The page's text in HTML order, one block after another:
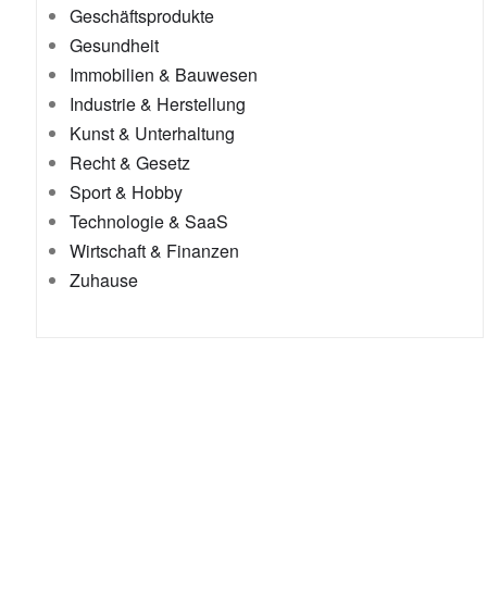
Geschäftsprodukte
Gesundheit
Immobilien & Bauwesen
Industrie & Herstellung
Kunst & Unterhaltung
Recht & Gesetz
Sport & Hobby
Technologie & SaaS
Wirtschaft & Finanzen
Zuhause